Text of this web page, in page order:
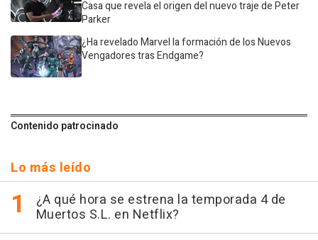
Casa que revela el origen del nuevo traje de Peter
Parker
¿Ha revelado Marvel la formación de los Nuevos
Vengadores tras Endgame?
Contenido patrocinado
Lo más leído
¿A qué hora se estrena la temporada 4 de
Muertos S.L. en Netflix?